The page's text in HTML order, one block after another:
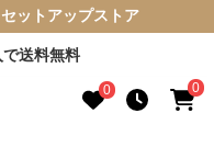
ットアップストア
送料無料
0 0